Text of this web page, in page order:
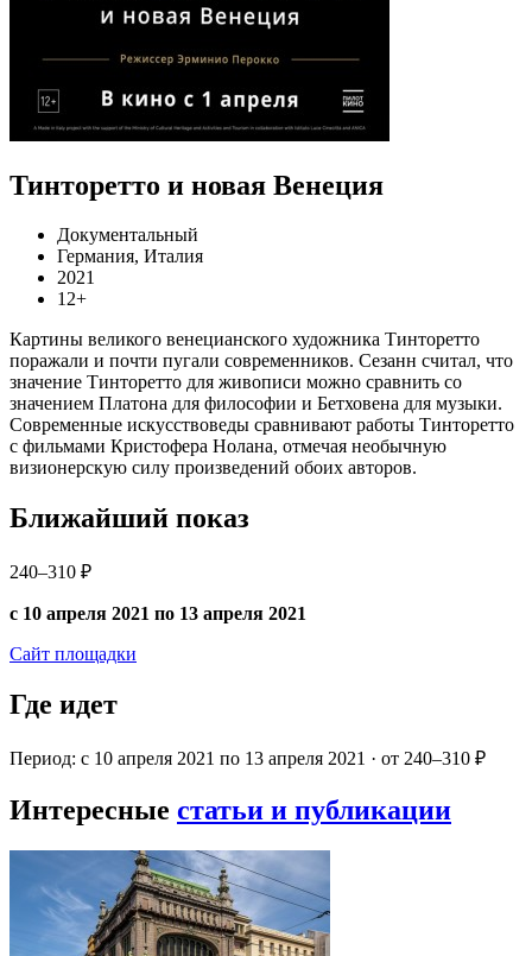
Тинторетто и новая Венеция
Документальный
Германия, Италия
2021
12+
Картины великого венецианского художника Тинторетто
поражали и почти пугали современников. Сезанн считал, что
значение Тинторетто для живописи можно сравнить со
значением Платона для философии и Бетховена для музыки.
Современные искусствоведы сравнивают работы Тинторетто
с фильмами Кристофера Нолана, отмечая необычную
визионерскую силу произведений обоих авторов.
Ближайший показ
240–310 ₽
с 10 апреля 2021 по 13 апреля 2021
Сайт площадки
Где идет
Период: с 10 апреля 2021 по 13 апреля 2021 · от 240–310 ₽
Интересные статьи и публикации